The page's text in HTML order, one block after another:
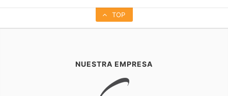
TOP
NUESTRA EMPRESA